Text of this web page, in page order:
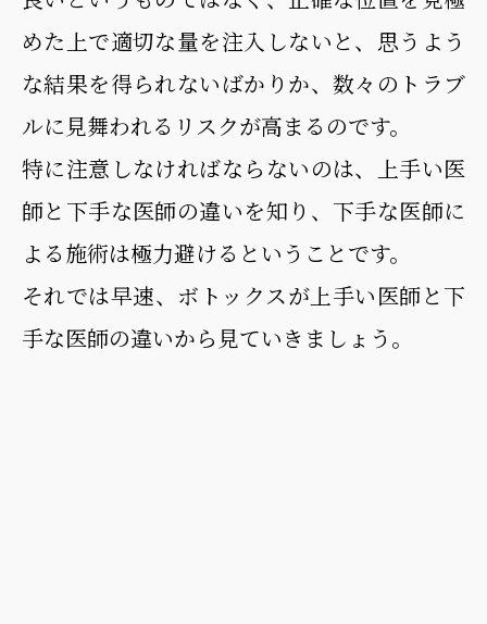
めた上で適切な量を注入しないと、思うよう
な結果を得られないばかりか、数々のトラブ
ルに見舞われるリスクが高まるのです。
特に注意しなければならないのは、上手い医
師と下手な医師の違いを知り、下手な医師に
よる施術は極力避けるということです。
それでは早速、ボトックスが上手い医師と下
手な医師の違いから見ていきましょう。